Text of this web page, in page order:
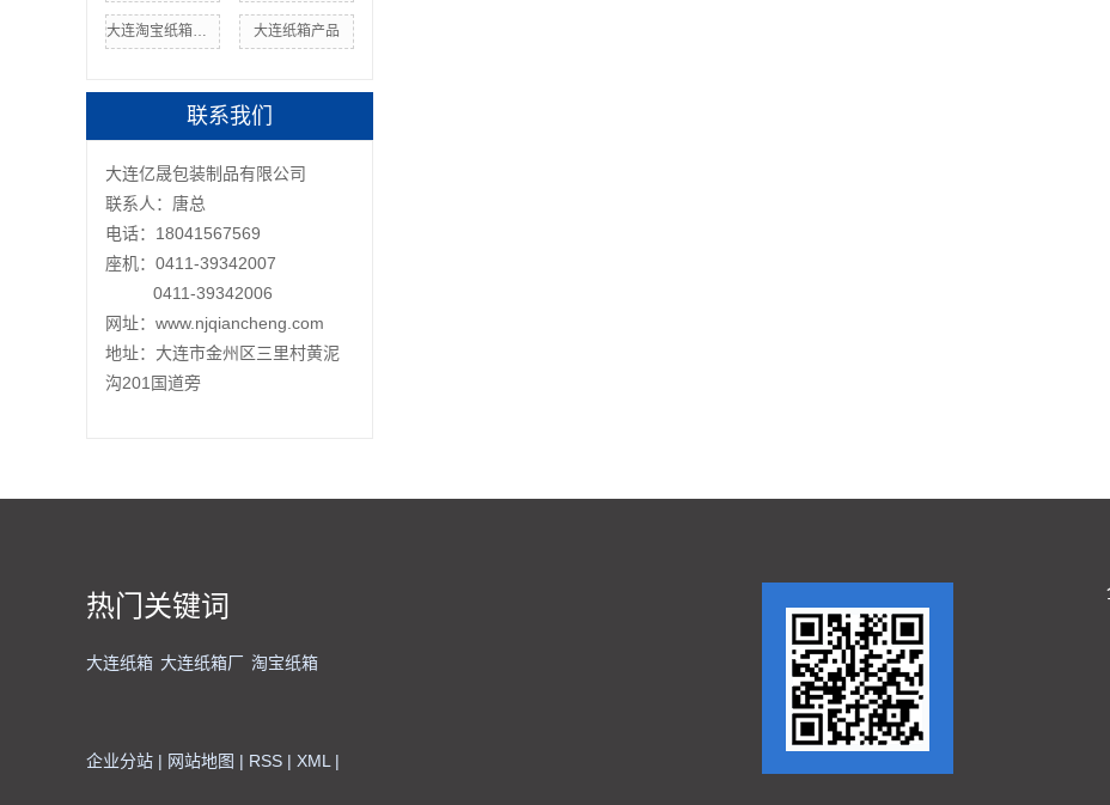
大连淘宝纸箱定制 大连纸箱产品
联系我们
大连亿晟包装制品有限公司
联系人：唐总
电话：18041567569
座机：0411-39342007
0411-39342006
网址：www.njqiancheng.com
地址：大连市金州区三里村黄泥
沟201国道旁
热门关键词
大连纸箱 大连纸箱厂 淘宝纸箱
企业分站 | 网站地图 | RSS | XML |